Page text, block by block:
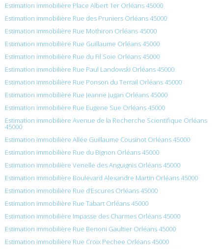
Estimation immobilière Place Albert 1er Orléans 45000
Estimation immobilière Rue des Pruniers Orléans 45000
Estimation immobilière Rue Mothiron Orléans 45000
Estimation immobilière Rue Guillaume Orléans 45000
Estimation immobilière Rue du Fil Soie Orléans 45000
Estimation immobilière Rue Paul Landowski Orléans 45000
Estimation immobilière Rue Ponson du Terrail Orléans 45000
Estimation immobilière Rue Jeanne Jugan Orléans 45000
Estimation immobilière Rue Eugene Sue Orléans 45000
Estimation immobilière Avenue de la Recherche Scientifique Orléans
45000
Estimation immobilière Allée Guillaume Cousinot Orléans 45000
Estimation immobilière Rue du Bignon Orléans 45000
Estimation immobilière Venelle des Anguignis Orléans 45000
Estimation immobilière Boulevard Alexandre Martin Orléans 45000
Estimation immobilière Rue d’Escures Orléans 45000
Estimation immobilière Rue Tabart Orléans 45000
Estimation immobilière Impasse des Charmes Orléans 45000
Estimation immobilière Rue Benoni Gaultier Orléans 45000
Estimation immobilière Rue Croix Pechee Orléans 45000